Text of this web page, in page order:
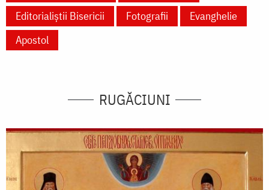
Editorialiștii Bisericii
Fotografii
Evanghelie
Apostol
RUGĂCIUNI